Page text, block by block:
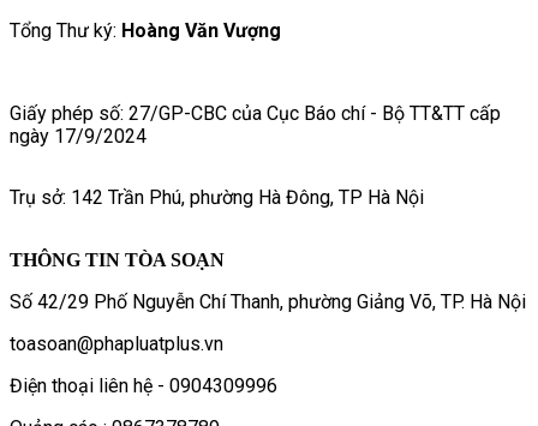
Tổng Thư ký: Hoàng Văn Vượng
Giấy phép số: 27/GP-CBC của Cục Báo chí - Bộ TT&TT cấp
ngày 17/9/2024
Trụ sở: 142 Trần Phú, phường Hà Đông, TP Hà Nội
THÔNG TIN TÒA SOẠN
Số 42/29 Phố Nguyễn Chí Thanh, phường Giảng Võ, TP. Hà Nội
toasoan@phapluatplus.vn
Điện thoại liên hệ - 0904309996